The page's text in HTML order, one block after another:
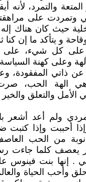
والتمرد، لأنه
وتمردت على
حيث كان هناك
و يتأكد ما إن كنا
على كل شيء،
وعلى كهنة
عن ذاتي المفقودة،
الهة الحب،
الأمل والتعلق
ولم أعد أشعر
أحببت وإذا كتبت
نوبة من الحب
كلما جاءت
. إنها بنت فينوس
وأحب الحياة